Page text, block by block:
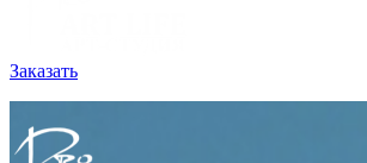
Заказать